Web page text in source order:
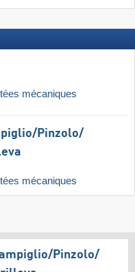
mécaniques
​Pinzolo/​
mécaniques
​Pinzolo/​